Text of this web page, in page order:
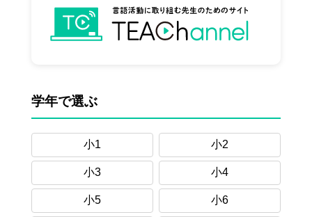
学年で選ぶ
小1 小2
小3 小4
小5 小6